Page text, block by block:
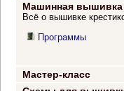
Машинная вышивка
Всё о вышивке
Программы
Мастер-класс